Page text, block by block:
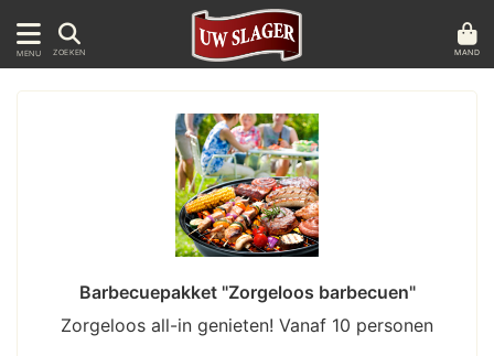
MENU ZOEKEN MAND
Barbecuepakket "Zorgeloos barbecuen"
Zorgeloos all-in genieten! Vanaf 10 personen